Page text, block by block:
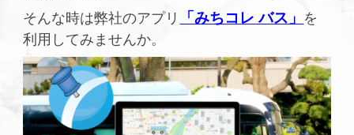
そんな時は弊社のアプリ
「みちコレ バス」 を
利用してみませんか。